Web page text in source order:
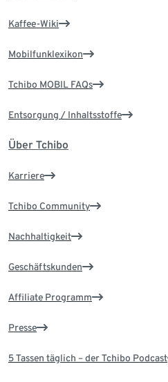
Kaffee-Wiki
Mobilfunklexikon
Tchibo MOBIL FAQs
Entsorgung / Inhaltsstoffe
Über Tchibo
Karriere
Tchibo Community
Nachhaltigkeit
Geschäftskunden
Affiliate Programm
Presse
5 Tassen täglich – der Tchibo Podcast